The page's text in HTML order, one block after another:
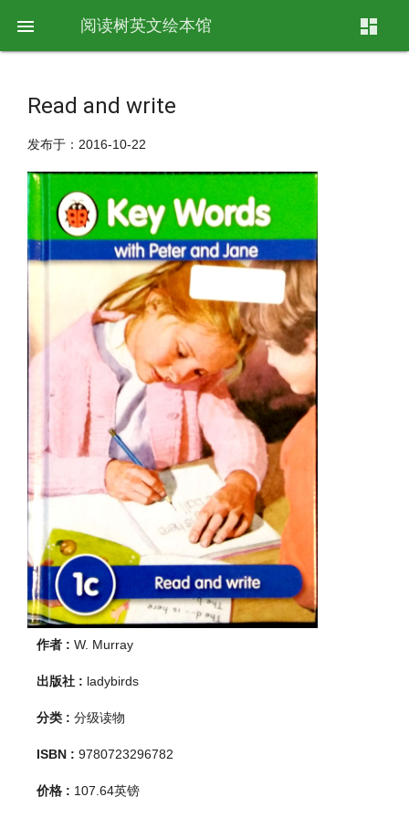
 阅读树英文绘本馆 dashboard
Read and write
发布于：2016-10-22
作者 : W. Murray
出版社 : ladybirds
分类 : 分级读物
ISBN : 9780723296782
价格 : 107.64英镑